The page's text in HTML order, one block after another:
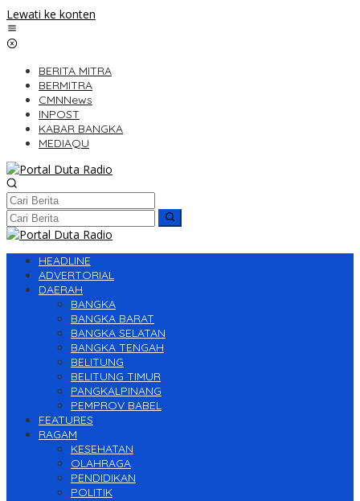
Lewati ke konten
BERITA MITRA
BERMITRA
CMNNews
INPOST
KABAR BANGKA
MEDIAQU
HEADLINE
ADVERTORIAL
DAERAH
BANGKA
BANGKA BARAT
BANGKA SELATAN
BANGKA TENGAH
BELITUNG
BELITUNG TIMUR
PANGKALPINANG
PEMPROV BABEL
FEATURES
RAGAM
KESEHATAN
OLAHRAGA
PENDIDIKAN
POLITIK